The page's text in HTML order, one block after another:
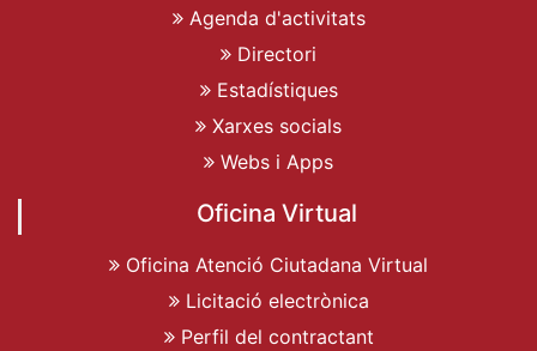
Agenda d'activitats
Directori
Estadístiques
Xarxes socials
Webs i Apps
Oficina Virtual
Oficina Atenció Ciutadana Virtual
Licitació electrònica
Perfil del contractant